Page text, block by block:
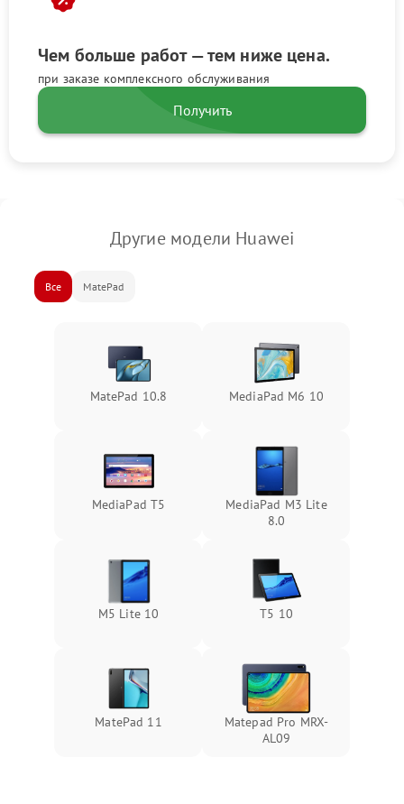
Чем больше работ — тем ниже цена.
при заказе комплексного обслуживания
Получить
Другие модели Huawei
Все MatePad
MatePad 10.8 MediaPad M6 10
MediaPad T5
MediaPad M3 Lite
8.0
M5 Lite 10 T5 10
MatePad 11
Matepad Pro MRX-
AL09